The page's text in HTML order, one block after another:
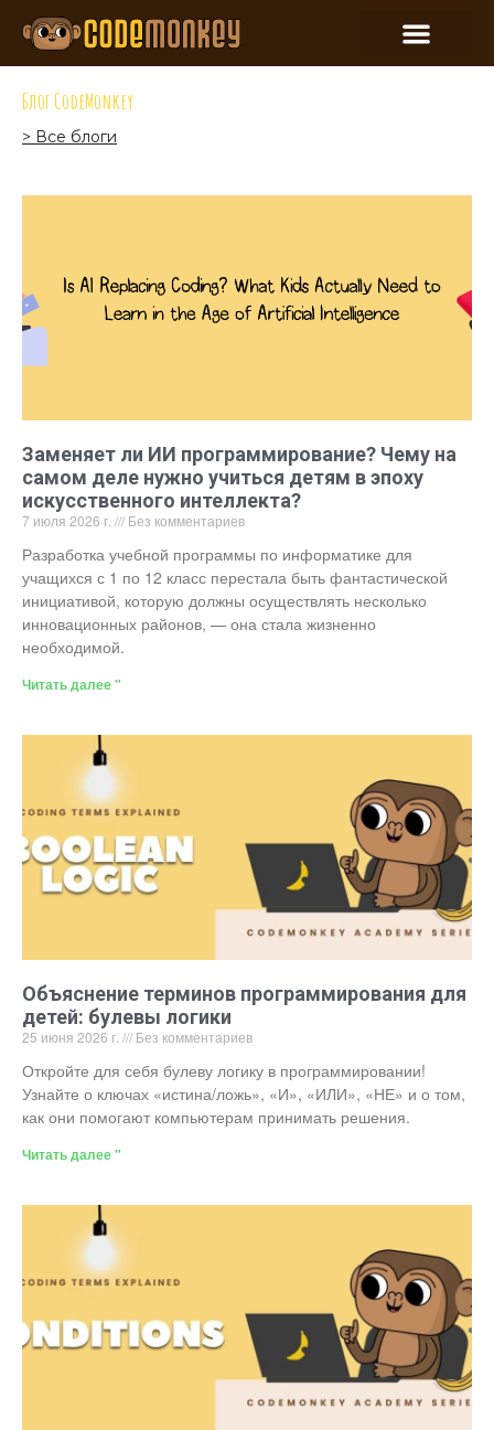
Блог CodeMonkey
> Все блоги
Заменяет ли ИИ программирование? Чему на
самом деле нужно учиться детям в эпоху
искусственного интеллекта?
7 июля 2026 г. Без комментариев
Разработка учебной программы по информатике для
учащихся с 1 по 12 класс перестала быть фантастической
инициативой, которую должны осуществлять несколько
инновационных районов, — она стала жизненно
необходимой.
Читать далее "
Объяснение терминов программирования для
детей: булевы логики
25 июня 2026 г. Без комментариев
Откройте для себя булеву логику в программировании!
Узнайте о ключах «истина/ложь», «И», «ИЛИ», «НЕ» и о том,
как они помогают компьютерам принимать решения.
Читать далее "